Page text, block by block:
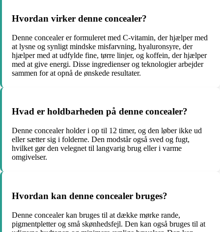
Hvordan virker denne concealer?
Denne concealer er formuleret med C-vitamin, der hjælper med
at lysne og synligt mindske misfarvning, hyaluronsyre, der
hjælper med at udfylde fine, tørre linjer, og koffein, der hjælper
med at give energi. Disse ingredienser og teknologier arbejder
sammen for at opnå de ønskede resultater.
Hvad er holdbarheden på denne concealer?
Denne concealer holder i op til 12 timer, og den løber ikke ud
eller sætter sig i folderne. Den modstår også sved og fugt,
hvilket gør den velegnet til langvarig brug eller i varme
omgivelser.
Hvordan kan denne concealer bruges?
Denne concealer kan bruges til at dække mørke rande,
pigmentpletter og små skønhedsfejl. Den kan også bruges til at